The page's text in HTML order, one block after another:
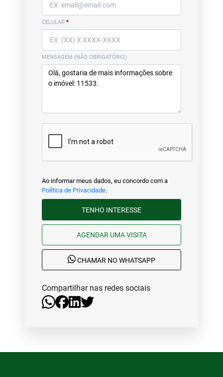
CELULAR *
MENSAGEM (NÃO OBRIGATÓRIO)
Ao informar meus dados, eu concordo com a
Política de Privacidade.
TENHO INTERESSE
AGENDAR UMA VISITA
CHAMAR NO WHATSAPP
Compartilhar nas redes sociais